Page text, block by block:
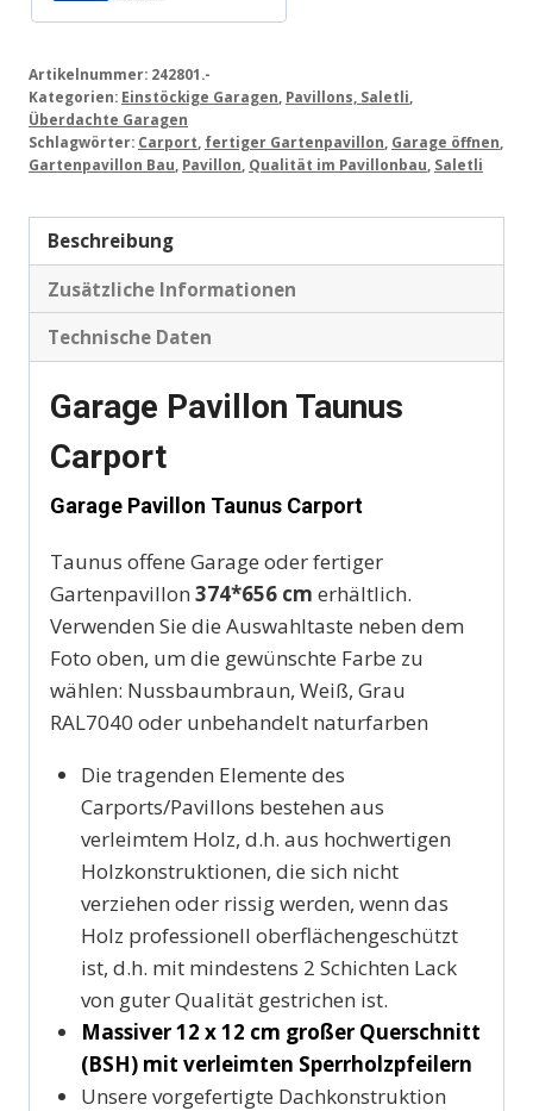
Artikelnummer: 242801.-
Kategorien: Einstöckige Garagen Pavillons, Saletli
Überdachte Garagen
Schlagwörter: Carport fertiger Gartenpavillon Garage öffnen
Gartenpavillon Bau Pavillon Qualität im Pavillonbau Saletli
Beschreibung
Zusätzliche Informationen
Technische Daten
Garage Pavillon Taunus
Carport
Garage Pavillon Taunus Carport
Taunus offene Garage oder fertiger
Gartenpavillon 374*656 cm erhältlich.
Verwenden Sie die Auswahltaste neben dem
Foto oben, um die gewünschte Farbe zu
wählen: Nussbaumbraun, Weiß, Grau
RAL7040 oder unbehandelt naturfarben
Die tragenden Elemente des
Carports/Pavillons bestehen aus
verleimtem Holz, d.h. aus hochwertigen
Holzkonstruktionen, die sich nicht
verziehen oder rissig werden, wenn das
Holz professionell oberflächengeschützt
ist, d.h. mit mindestens 2 Schichten Lack
von guter Qualität gestrichen ist.
Massiver 12 x 12 cm großer Querschnitt
(BSH) mit verleimten Sperrholzpfeilern
Unsere vorgefertigte Dachkonstruktion